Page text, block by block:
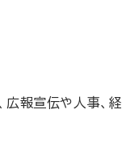
報宣伝や人事